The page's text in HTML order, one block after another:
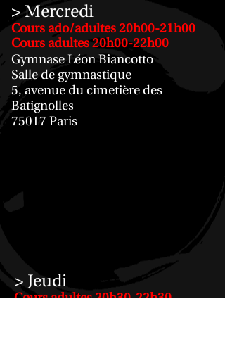
> Mercredi
Cours ado/adultes 20h00-21h00
Cours adultes 20h00-22h00
Gymnase Léon Biancotto
Salle de gymnastique
5, avenue du cimetière des
Batignolles
75017 Paris
> Jeudi
Cours adultes 20h30-22h30